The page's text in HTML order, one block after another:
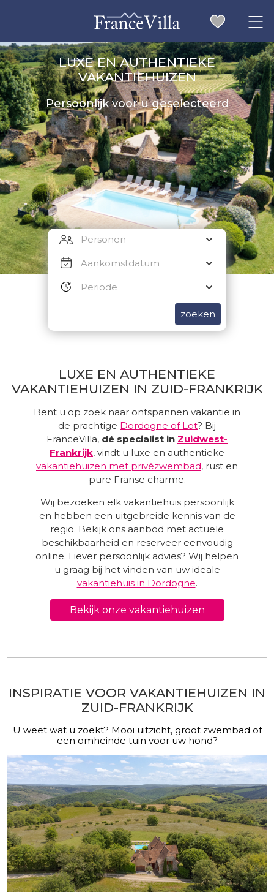
LUXE EN AUTHENTIEKE
VAKANTIEHUIZEN
Persoonlijk voor u geselecteerd
zoeken
LUXE EN AUTHENTIEKE
VAKANTIEHUIZEN IN ZUID-FRANKRIJK
Bent u op zoek naar ontspannen vakantie in
de prachtige Dordogne of Lot? Bij
FranceVilla, dé specialist in Zuidwest-
Frankrijk, vindt u luxe en authentieke
vakantiehuizen met privézwembad, rust en
pure Franse charme.
Wij bezoeken elk vakantiehuis persoonlijk
en hebben een uitgebreide kennis van de
regio. Bekijk ons aanbod met actuele
beschikbaarheid en reserveer eenvoudig
online. Liever persoonlijk advies? Wij helpen
u graag bij het vinden van uw ideale
vakantiehuis in Dordogne.
Bekijk onze vakantiehuizen
INSPIRATIE VOOR VAKANTIEHUIZEN IN
ZUID-FRANKRIJK
U weet wat u zoekt? Mooi uitzicht, groot zwembad of
een omheinde tuin voor uw hond?